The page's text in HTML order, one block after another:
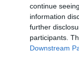
continue
information
further
participants.
Downstream